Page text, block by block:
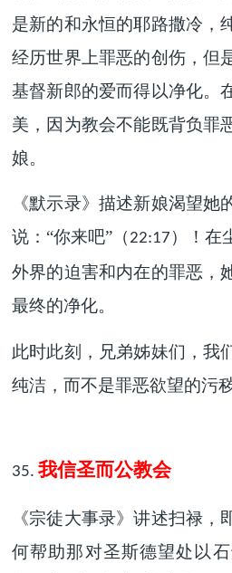
是新的和永恒的耶路撒冷，
经历世界上罪恶的创伤，但
基督新郎的爱而得以净化。
美，因为教会不能既背负罪
娘。
《默示录》描述新娘渴望她
说：“你来吧”（22:17 ）！在
外界的迫害和内在的罪恶，
最终的净化。
此时此刻，兄弟姊妹们，我
纯洁，而不是罪恶欲望的污秽
35. 我信圣而公教会
《宗徒大事录》讲述扫禄，
何帮助那对圣斯德望处以